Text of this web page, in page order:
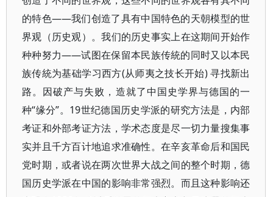
的特色——我们创造了具有中国特色的天朝模型的世
界观（历史观）。我们的历史事实上在这期间开始作
种种努力——试图在保留本民族传統的同时又以本民
族传統为基础学习西方(从师夷之技长开始) 寻找新出
路。因破产与失败，造就了中国史学界与德国的一
种“缘分”。19世纪德国历史学派的研究方法是，内部
考证和外部考证方法，学术态度是尽一切力量搜集事
实并且千方百计地追求准确性。在辛亥革命后和国民
党时期，或者说在两次世界大战之间的整个时期，德
国历史学派在中国的影响非常强烈。而且这种影响还